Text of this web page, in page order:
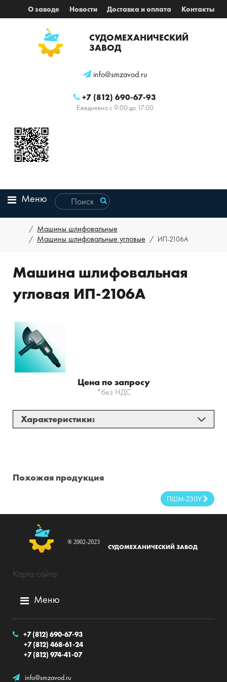
О заводе Новости Доставка и оплата Контакты
СУДОМЕХАНИЧЕСКИЙ
ЗАВОД
info@smzavod.ru
+7 (812) 690-67-93
Ежедневно с 9:00 до 17:00
Меню
Машины шлифовальные
Машины шлифовальные угловые
ИП-2106А
Машина шлифовальная
угловая ИП-2106А
Цена по запросу
*без НДС
Характеристики:
Скорость:
0,63 МПа;
Масса:
Похожая продукция
ПШМ-230У
® 2002-2023
СУДОМЕХАНИЧЕСКИЙ ЗАВОД
Карта сайта
Меню
+7 (812) 690-67-93
+7 (812) 468-61-24
+7 (812) 974-41-07
info@smzavod.ru